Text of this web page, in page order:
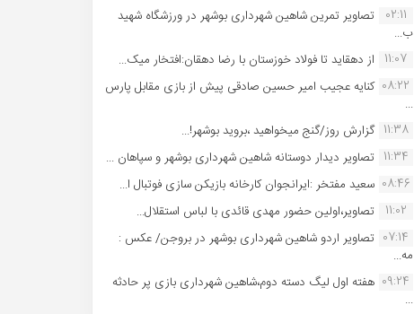
02:11
تصاویر تمرین شاهین شهردارى بوشهر در ورزشگاه شهید
ب...
11:07 از دهقاید تا فولاد خوزستان با رضا دهقان:افتخار میک...
08:22 کنایه عجیب امیر حسین صادقی پیش از بازی مقابل پارس
...
11:38 گزارش روز/گنج میخواهید ،بروید بوشهر!...
11:34 تصاویر دیدار دوستانه شاهین شهردارى بوشهر و سپاهان ...
08:46 سعید مفتخر :ایرانجوان کارخانه بازیکن سازی فوتبال ا...
11:02
تصاویر،اولین حضور مهدی قائدی با لباس استقلال...
07:14 تصاویر اردو شاهین شهرداری بوشهر در بروجن/ عکس :
مه...
09:24 هفته اول لیگ دسته دوم،شاهین شهرداری بازی پر حادثه
...